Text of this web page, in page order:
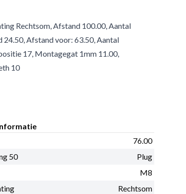
Rechtsom, Afstand 100.00, Aantal
24.50, Afstand voor: 63.50, Aantal
17, Montagegat 1mm 11.00,
10
76.00
50
Plug
M8
Rechtsom